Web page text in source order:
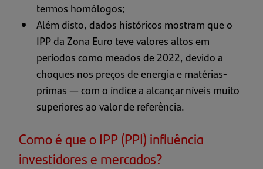
termos homólogos;
Além disto, dados históricos mostram que o
IPP da Zona Euro teve valores altos em
períodos como meados de 2022, devido a
choques nos preços de energia e matérias-
primas — com o índice a alcançar níveis muito
superiores ao valor de referência.
Como é que o IPP (PPI) influência
investidores e mercados?